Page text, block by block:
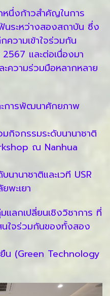
หนึ่งก้าวสำคัญในการ
ระหว่างสองสถาบัน ซึ่ง
วามเข้าใจร่วมกัน
และต่อเนื่องมา
ความร่วมมือหลากหลาย
การพัฒนาศักยภาพ
มกิจกรรมระดับนานาชาติ
ณ Nanhua
นานาชาติและเวที USR
พะเยา
ลกเปลี่ยนเชิงวิชาการ ที่
ใจร่วมกันของทั้งสอง
ยืน (Green Technology